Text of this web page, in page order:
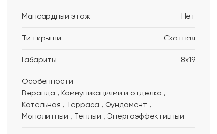
Мансардный этаж Нет
Тип крыши Скатная
Габариты 8x19
Особенности
Веранда , Коммуникациями и отделка ,
Котельная , Терраса , Фундамент ,
Монолитный , Теплый , Энергоэффективный